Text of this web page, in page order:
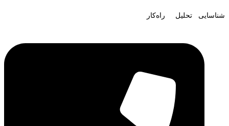
شناسایی تحلیل راه‌کار